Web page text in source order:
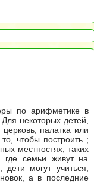
по арифметике в
некоторых детей,
палатка или
чтобы построить ;
местностях, таких
где семьи живут на
могут учиться,
а в последние